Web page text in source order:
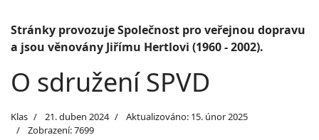
Stránky provozuje Společnost pro veřejnou dopravu
a jsou věnovány Jiřímu Hertlovi (1960 - 2002).
O sdružení SPVD
Klas 21. duben 2024
Aktualizováno: 15. únor 2025
Zobrazení: 7699